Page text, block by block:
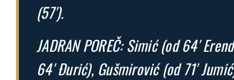
(57′).
JADRAN POREČ: Simić (od 64′
64′ Đurić), Gušmirović (od 71′